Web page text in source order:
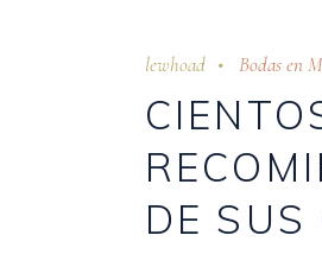
lewhoad Bodas en
DE SUS